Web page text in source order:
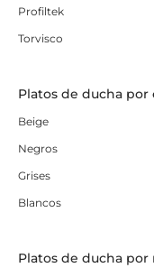
Profiltek
Torvisco
Platos de ducha por
Beige
Negros
Grises
Blancos
Platos de ducha por